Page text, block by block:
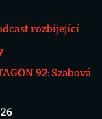
rozbíjející
92: Szabová